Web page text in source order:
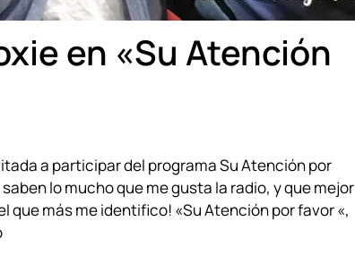
en «Su Atención
a participar del programa Su Atención por
lo mucho que me gusta la radio, y que mejor
que más me identifico! «Su Atención por favor «,